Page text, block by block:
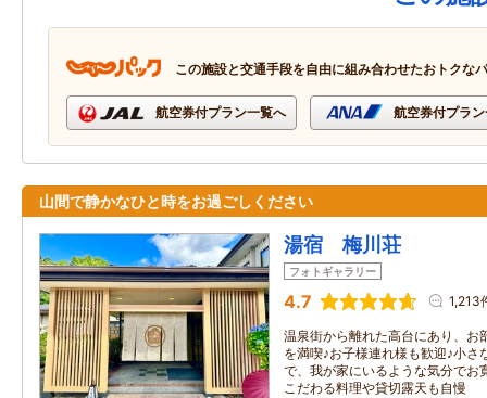
この施設と交通手段を自由に組み合わせたおトクな
航空券付プラン一覧へ 航空券付プラ
山間で静かなひと時をお過ごしください
湯宿 梅川荘
フォトギャラリー
4.7 1,213
温泉街から離れた高台にあり、お
を満喫♪お子様連れ様も歓迎♪小さ
で、我が家にいるような気分でお
こだわる料理や貸切露天も自慢